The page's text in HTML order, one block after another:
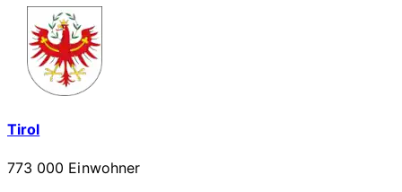
Tirol
773 000 Einwohner